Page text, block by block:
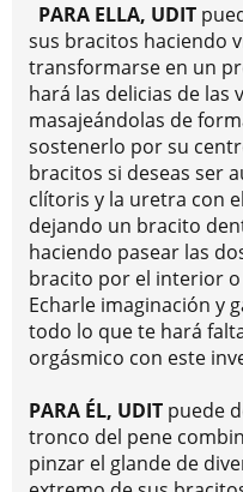
PARA ELLA, UDIT
sus bracitos haciendo
transformarse en un
hará las delicias de las
masajeándolas de
sostenerlo por su
bracitos si deseas ser
clítoris y la uretra con
dejando un bracito
haciendo pasear las
bracito por el interior
Echarle imaginación y
todo lo que te hará
orgásmico con este
PARA ÉL, UDIT puede
tronco del pene
pinzar el glande de